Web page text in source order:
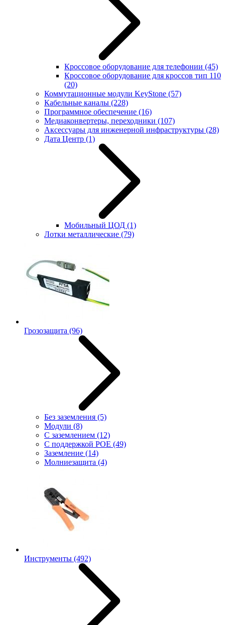
Кроссовое оборудование для телефонии (45)
Кроссовое оборудование для кроссов тип 110
(20)
Коммутационные модули KeyStone (57)
Кабельные каналы (228)
Программное обеспечение (16)
Медиаконвертеры, переходники (107)
Аксессуары для инженерной инфраструктуры (28)
Дата Центр (1)
Мобильный ЦОД (1)
Лотки металлические (79)
Грозозащита (96)
Без заземления (5)
Модули (8)
С заземлением (12)
С поддержкой POE (49)
Заземление (14)
Молниезащита (4)
Инструменты (492)